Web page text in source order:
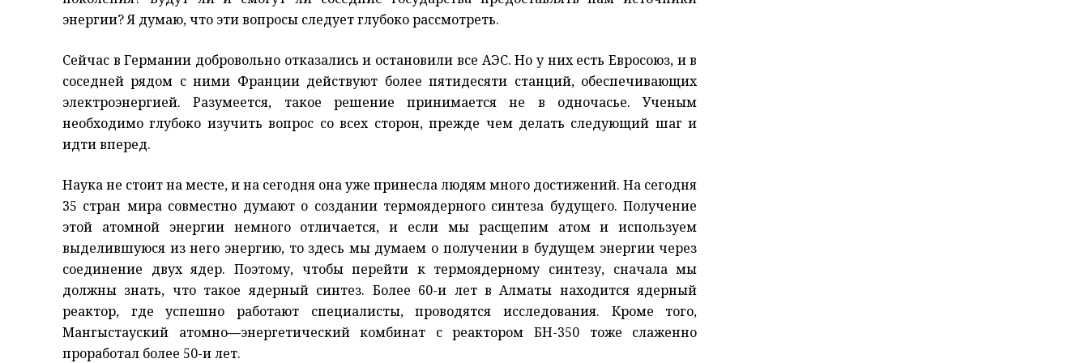
энергии? Я думаю, что эти вопросы следует глубоко рассмотреть.
Сейчас в Германии добровольно отказались и остановили все АЭС. Но у них есть Евросоюз, и в
соседней рядом с ними Франции действуют более пятидесяти станций, обеспечивающих
электроэнергией. Разумеется, такое решение принимается не в одночасье. Ученым
необходимо глубоко изучить вопрос со всех сторон, прежде чем делать следующий шаг и
идти вперед.
Наука не стоит на месте, и на сегодня она уже принесла людям много достижений. На сегодня
35 стран мира совместно думают о создании термоядерного синтеза будущего. Получение
этой атомной энергии немного отличается, и если мы расщепим атом и используем
выделившуюся из него энергию, то здесь мы думаем о получении в будущем энергии через
соединение двух ядер. Поэтому, чтобы перейти к термоядерному синтезу, сначала мы
должны знать, что такое ядерный синтез. Более 60-и лет в Алматы находится ядерный
реактор, где успешно работают специалисты, проводятся исследования. Кроме того,
Мангыстауский атомно—энергетический комбинат с реактором БН-350 тоже слаженно
проработал более 50-и лет.